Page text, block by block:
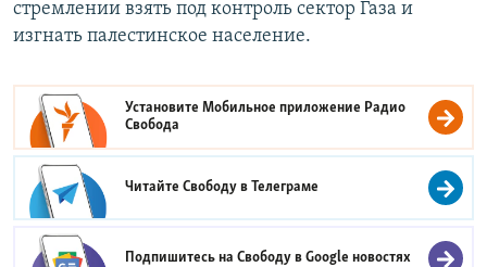
стремлении взять под контроль сектор Газа и
изгнать палестинское население.
Установите Мобильное приложение Радио
Свобода
Читайте Свободу вТелеграме
Подпишитесь на Свободу вGoogle новостях